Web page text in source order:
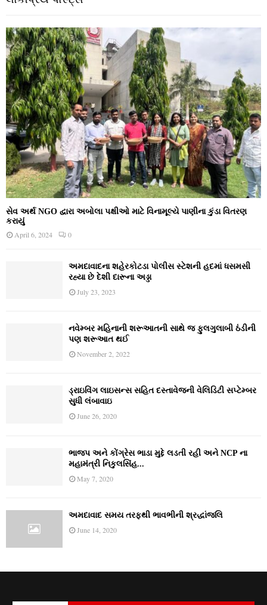
સેવ અર્થ NGO દ્વારા અબોલા પક્ષીઓ માટે વિનામૂલ્યે પાણીના કુંડા વિતરણ
કરાયું
April 6, 2024 0
અમદાવાદના શહેરકોટડા પોલીસ સ્ટેશની હદમાં ધસમસી
રહ્યા છે દેશી દારૂના અડ્ડા
July 23, 2023
નવેમ્‍બર મહિનાની શરૂઆતની સાથે જ ફુલગુલાબી ઠંડીની
પણ શરૂઆત થઈ
November 2, 2022
ડ્રાઇવિંગ લાઇસન્સ સહિત દસ્તાવેજની વેલિડિટી સપ્ટેમ્બર
સુધી લંબાવાઇ
June 26, 2020
ભાજપ અને કોંગ્રેસ ભાડા મુદ્દે લડતી રહી અને NCP ના
મહામંત્રી નિકુલસિંહ...
May 7, 2020
અમદાવાદ સમય તરફથી ભાવભીની શ્રદ્ધાંજલિ
June 14, 2020